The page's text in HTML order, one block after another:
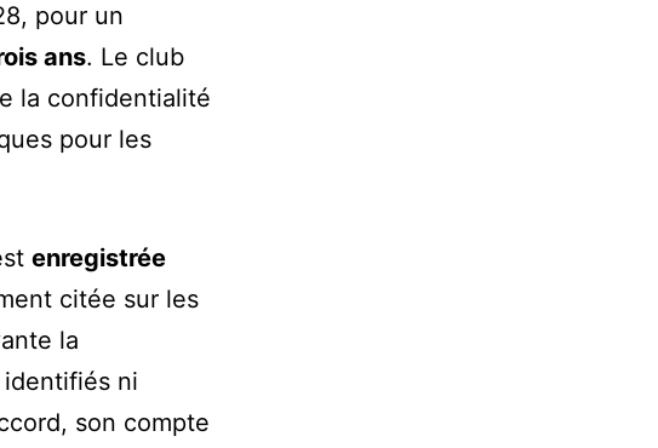
pour un
ans. Le club
la confidentialité
pour les
enregistrée
citée sur les
la
ni
son compte